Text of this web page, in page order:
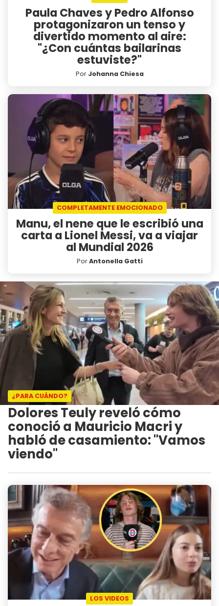
Paula Chaves y Pedro Alfonso
protagonizaron un tenso y
divertido momento al aire:
"¿Con cuántas bailarinas
estuviste?"
Por Johanna Chiesa
COMPLETAMENTE EMOCIONADO
Manu, el nene que le escribió una
carta a Lionel Messi, va a viajar
al Mundial 2026
PorAntonella Gatti
¿PARA CUÁNDO?
Dolores Teuly reveló cómo
conoció a Mauricio Macri y
habló de casamiento: "Vamos
viendo"
LOS VIDEOS